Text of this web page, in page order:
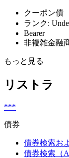
クーポン債
ランク:
Bearer
非複雑金融
もっと見る
リストラ
***
債券
債券検索お
債券検索（